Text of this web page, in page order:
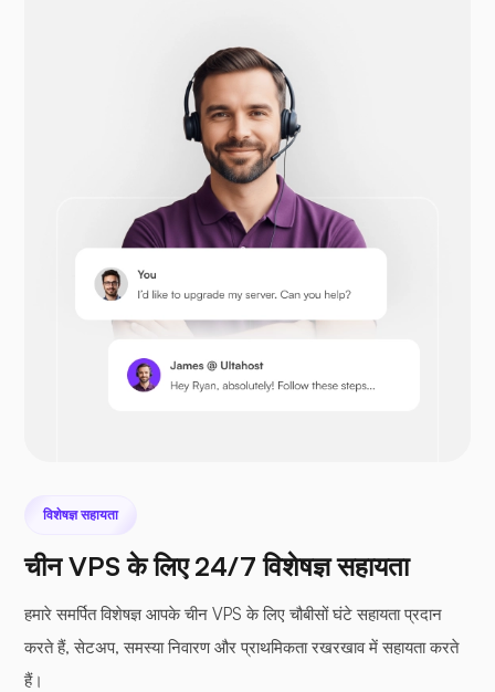
Drupal
Opencart
विशेषज्ञ सहायता
चीन VPS के लिए 24/7 विशेषज्ञ सहायता
हमारे समर्पित विशेषज्ञ आपके चीन VPS के लिए चौबीसों घंटे सहायता प्रदान
करते हैं, सेटअप, समस्या निवारण और प्राथमिकता रखरखाव में सहायता करते
हैं।